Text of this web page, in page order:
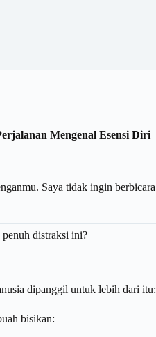
Mengenal Esensi Diri
Saya tidak ingin
distraksi ini?
dipanggil untuk lebih dari
bisikan: